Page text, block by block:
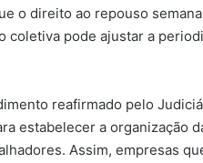
o direito ao repouso
coletiva pode ajustar a
reafirmado pelo
estabelecer a organização
Assim, empresas